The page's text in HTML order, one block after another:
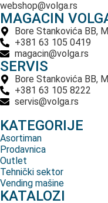
webshop@volga.rs
MAGACIN
Bore Stankovića BB,
+381 63 105 0419
magacin@volga.rs
SERVIS
Bore Stankovića BB,
+381 63 105 8222
servis@volga.rs
KATEGORIJE
Asortiman
Prodavnica
Outlet
Tehnički sektor
Vending mašine
KATALOZI